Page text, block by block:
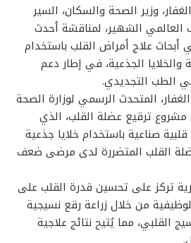
وزير الصحة والسكان، السير
الشهير، لمناقشة أحدث
علاج أمراض القلب باستخدام
والخلايا الجذعية، في إطار دعم
في الطب التجديدي.
المتحدث الرسمي لوزارة الصحة
مشروع ترقيع عضلة القلب، الذي
صناعية باستخدام خلايا جذعية
القلب المتضررة لدى مرضى ضعف
تركز على تحسين قدرة القلب على
من خلال زراعة رقع نسيجية
القلبي، مما يُتيح نتائج علاجية